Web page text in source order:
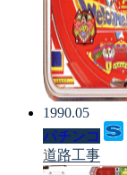
1990.05
パチンコ
道路工事